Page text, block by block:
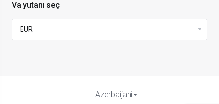
Valyutanı seç
Azerbaijani